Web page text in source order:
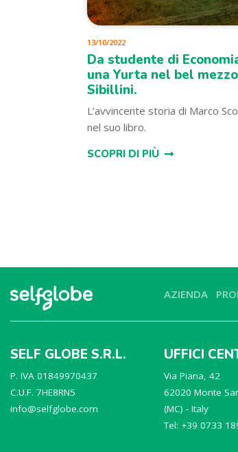
13/10/2022
Da studente di
una Yurta nel bel
Sibillini.
L’avvincente storia di Marco
nel suo libro.
SCOPRI DI PIÙ
AZIENDA
SELF GLOBE S.R.L.
P. IVA 01849970437
C.U.F. 7HE8RN5
info@selfglobe.com
UFFICI
Via Piana, 42
62020 Monte
(MC) - Italy
Tel: +39 0733